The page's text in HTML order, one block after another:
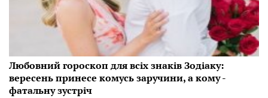
Любовний гороскоп для всіх знаків Зодіаку:
вересень принесе комусь заручини, а кому -
фатальну зустріч